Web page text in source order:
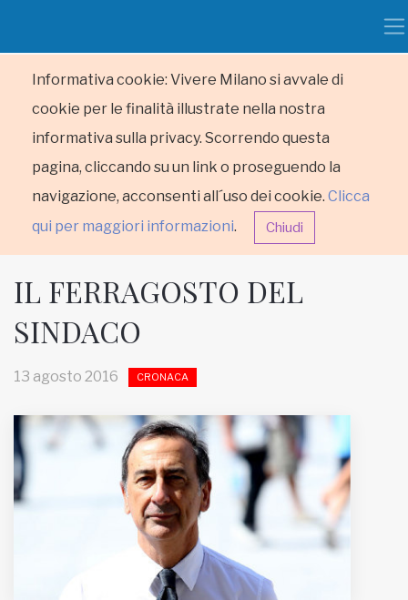
Informativa cookie: Vivere Milano si avvale di
cookie per le finalità illustrate nella nostra
informativa sulla privacy. Scorrendo questa
pagina, cliccando su un link o proseguendo la
navigazione, acconsenti all´uso dei cookie. Clicca
qui per maggiori informazioni. Chiudi
HOME
MUNICIPI
Inviateci le vostre segnalazioni
Iscriviti alla newsletter
IL FERRAGOSTO DEL
SINDACO
13 agosto 2016 CRONACA